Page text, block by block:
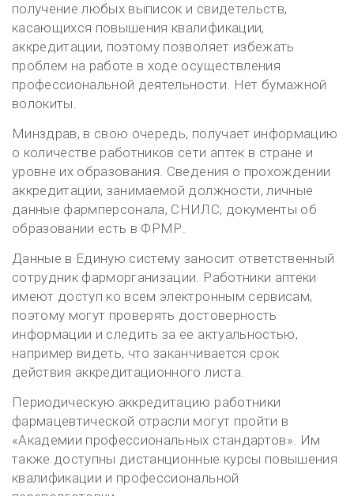
получение любых выписок и свидетельств,
касающихся повышения квалификации,
аккредитации, поэтому позволяет избежать
проблем на работе в ходе осуществления
профессиональной деятельности. Нет бумажной
волокиты.
Минздрав, в свою очередь, получает информацию
о количестве работников сети аптек в стране и
уровне их образования. Сведения о прохождении
аккредитации, занимаемой должности, личные
данные фармперсонала, СНИЛС, документы об
образовании есть в ФРМР.
Данные в Единую систему заносит ответственный
сотрудник фарморганизации. Работники аптеки
имеют доступ ко всем электронным сервисам,
поэтому могут проверять достоверность
информации и следить за ее актуальностью,
например видеть, что заканчивается срок
действия аккредитационного листа.
Периодическую аккредитацию работники
фармацевтической отрасли могут пройти в
«Академии профессиональных стандартов». Им
также доступны дистанционные курсы повышения
квалификации и профессиональной